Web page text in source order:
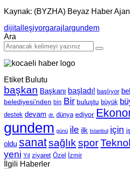
Kaynak: (BYZHA) Beyaz Haber
dijitalleşiyorgarajlargundem
Ara
Etiket Bulutu
başkan Başkanı başladı! başlıyor
belediyesi’nden bin Bir buluştu büyük
destek devam dr. dünya ediyor
gundem günü ile ilk Istanbul için
oldu sanatsağlık spor
yeni Yıl ziyaret Özel İzmir
İlgili Haberler